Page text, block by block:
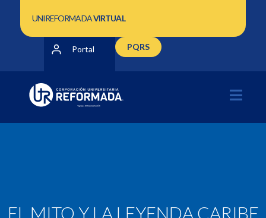
UNIREFORMADAVIRTUAL
Portal PQRS
EL MITO Y LA LEYENDA CARIBE